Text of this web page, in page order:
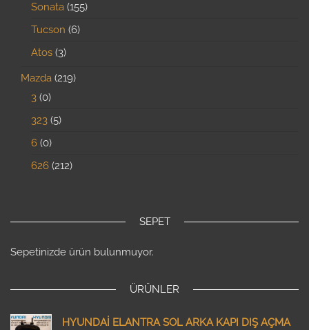
Sonata 155
Tucson 6
Atos 3
Mazda 219
3 0
323 5
6 0
626 212
SEPET
Sepetinizde ürün bulunmuyor.
ÜRÜNLER
HYUNDAİ ELANTRA SOL ARKA KAPI DIŞ AÇMA